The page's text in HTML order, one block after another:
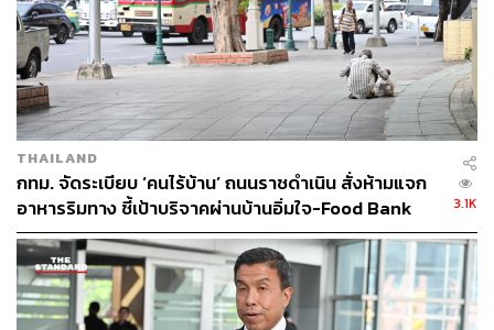
และสุดท้าย เหตุการณ์ที่เกิดขึ้นเพราะทางม้าลายในกรุงเทพฯ
ไม่เคยศักดิ์สิทธิ์ วันนี้ถ้าใครทำผิดกฎหมาย ท่านไม่ต้องดาวน์
โหลดแอป แค่แปะคิวอาร์โค้ดที่เสา ถ่ายปุ๊บสามารถแจ้งได้
ทันที ดำเนินการตามกฎหมายอย่างเข้มข้น เท่าเทียม
นี่คือสิ่งที่ผมตั้งใจทำให้เกิดขึ้น ทั้งหมดนี้ภายใน 6 เดือน
THAILAND
กทม. จัดระเบียบ ‘คนไร้บ้าน’ ถนนราชดำเนิน สั่งห้ามแจก
อาหารริมทาง ชี้เป้าบริจาคผ่านบ้านอิ่มใจ-Food Bank
3.1K